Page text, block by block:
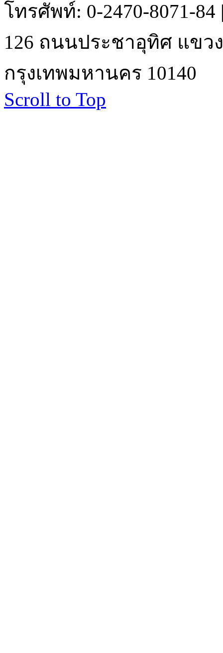
โทรศัพท์: 0-2470-8071-84
126 ถนนประชาอุทิศ แขว
กรุงเทพมหานคร 10140
Scroll to Top